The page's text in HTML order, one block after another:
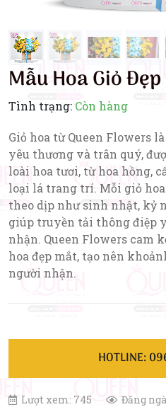
Mẫu Hoa Giỏ
Tình trạng: Còn hàng
Giỏ hoa từ Queen Flowers
yêu thương và trân quý,
loài hoa tươi, từ hoa hồng,
loại lá trang trí. Mỗi giỏ
theo dịp như sinh nhật, kỷ
giúp truyền tải thông điệp
nhận. Queen Flowers cam
hoa đẹp mắt, tạo nên
người nhận.
HOTLINE:
Lượt xem: 745 Đăng